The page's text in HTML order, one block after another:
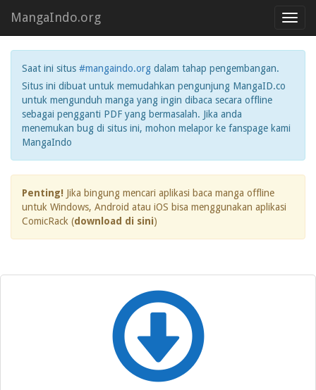
MangaIndo.org
Saat ini situs #mangaindo.org dalam tahap pengembangan.
Situs ini dibuat untuk memudahkan pengunjung MangaID.co
untuk mengunduh manga yang ingin dibaca secara offline
sebagai pengganti PDF yang bermasalah. Jika anda
menemukan bug di situs ini, mohon melapor ke fanspage kami
MangaIndo
Penting! Jika bingung mencari aplikasi baca manga offline
untuk Windows, Android atau iOS bisa menggunakan aplikasi
ComicRack (download di sini)